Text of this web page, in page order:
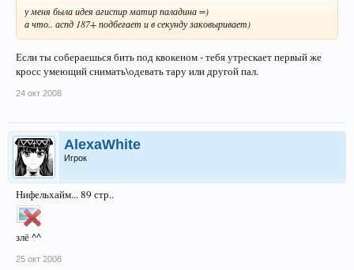
у меня была идея агиспир матир паладина =)
а что.. аспд 187+ подбегает и в секунду заковыривает)
Если ты собераешься бить под квокеном - тебя утрескает первый же
кросс умеющий снимать\одевать тару или другой пал.
24 окт 2008
AlexaWhite
Игрок
Нифельхайм... 89 стр..
злё ^^
25 окт 2008